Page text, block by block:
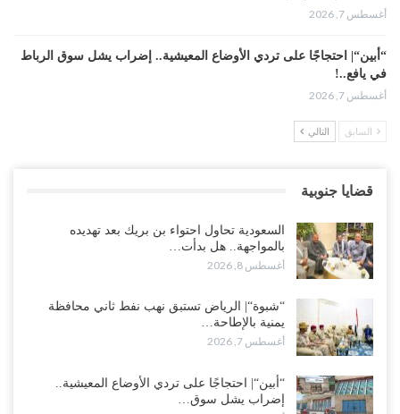
أغسطس 7, 2026
“أبين“| احتجاجًا على تردي الأوضاع المعيشية.. إضراب يشل سوق الرباط
في يافع..!
أغسطس 7, 2026
المواجهة مع الرياض..!
أغسطس 6, 2026
العقيلي يعلن تمرّد قيادات عسكرية.. أزمة “البطاقة الذكية” تمهّد لإقالات
واسعة وإعادة ترتيب المشهد العسكري..!
أغسطس 6, 2026
ضربات صنعاء تربك التحشيدات السعودية شرق اليمن.. خسائر بشرية
وانسحابات وفوضى تعصف بمعسكرات حضرموت ومأرب..!
السابق التالي
قضايا جنوبية
السعودية تحاول احتواء بن بريك بعد تهديده
بالمواجهة.. هل بدأت…
أغسطس 8, 2026
“شبوة“| الرياض تستبق نهب نفط ثاني محافظة
يمنية بالإطاحة…
أغسطس 7, 2026
“أبين“| احتجاجًا على تردي الأوضاع المعيشية..
إضراب يشل سوق…